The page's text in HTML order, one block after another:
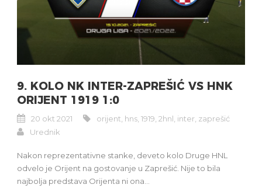
9. KOLO NK INTER-ZAPREŠIĆ VS HNK
ORIJENT 1919 1:0
20 okt 2021 orijent hns 1919 2hnl inter zaprešić
Urednik
Nakon reprezentativne stanke, deveto kolo Druge HNL
odvelo je Orijent na gostovanje u Zaprešić. Nije to bila
najbolja predstava Orijenta ni ona...